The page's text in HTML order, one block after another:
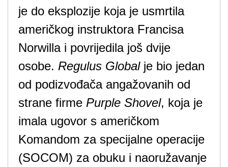
je do eksplozije koja je usmrtila
američkog instruktora Francisa
Norwilla i povrijedila još dvije
osobe. Regulus Globalje bio jedan
od podizvođača angažovanih od
strane firme Purple Shovel, koja je
imala ugovor s američkom
Komandom za specijalne operacije
(SOCOM) za obuku i naoružavanje